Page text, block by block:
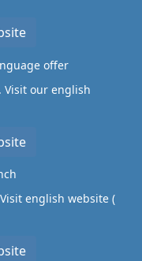
Visit our english
english website (